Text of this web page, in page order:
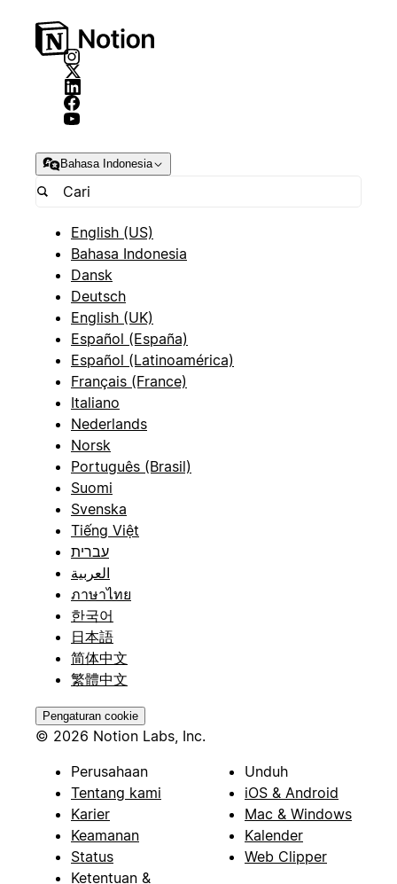
Bahasa Indonesia
English (US)
Bahasa Indonesia
Dansk
Deutsch
English (UK)
Español (España)
Español (Latinoamérica)
Français (France)
Italiano
Nederlands
Norsk
Português (Brasil)
Suomi
Svenska
Tiếng Việt
עברית
العربية
ภาษาไทย
한국어
日本語
简体中文
繁體中文
Pengaturan cookie
© 2026 Notion Labs, Inc.
Perusahaan
Tentang kami
Karier
Keamanan
Status
Ketentuan &
Unduh
iOS & Android
Mac & Windows
Kalender
Web Clipper